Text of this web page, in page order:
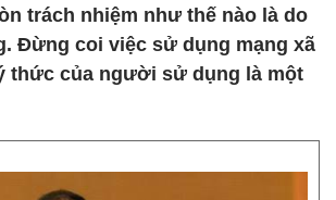
trách nhiệm như thế nào là do
Đừng coi việc sử dụng mạng xã
thức của người sử dụng là một